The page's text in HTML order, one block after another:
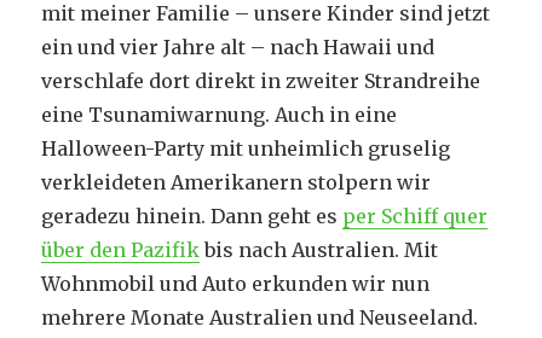
mit meiner Familie – unsere Kinder sind jetzt
ein und vier Jahre alt – nach Hawaii und
verschlafe dort direkt in zweiter Strandreihe
eine Tsunamiwarnung. Auch in eine
Halloween-Party mit unheimlich gruselig
verkleideten Amerikanern stolpern wir
geradezu hinein. Dann geht es per Schiff quer
über den Pazifikbis nach Australien. Mit
Wohnmobil und Auto erkunden wir nun
mehrere Monate Australien und Neuseeland.